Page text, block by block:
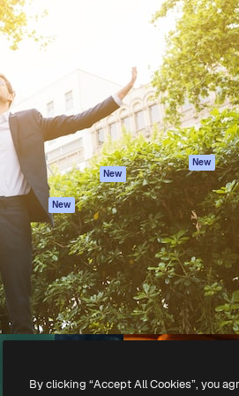
Spaces
Assistente de IA
imagens
Gerador de vídeos
Texto para voz
Conteúdo de stock
MCP para
Claude/ChatGPT
New
Agentes New
App móvel
Todas as
ferramentas
Academy
Documentação
Atendimento
Termos e
condições
Política de
privacidade
Originais New
Política de
Central de
confiabilidade
Afiliados
Empresas
Todos os direitos reservados.
By clicking “Accept All Cookies”, you